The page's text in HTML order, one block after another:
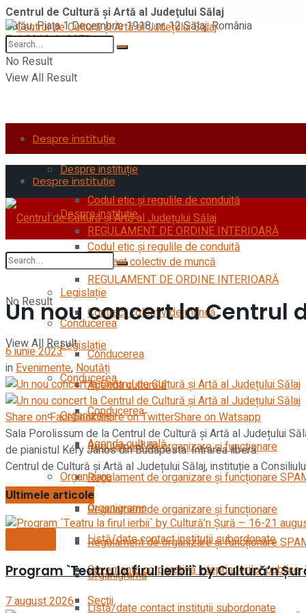
Centrul de Cultură şi Artă al Judeţului Sălaj
Zalău, Piaţa 1 Decembrie 1918, nr. 12 Sălaj, România
Tel: 0260-612870
No Result
View All Result
Despre instituție
Despre instituție
Codul etic şi regulile de conduită
REGULAMENT DE ORDINE INTERIOARĂ
Contract colectiv de muncă
Legislație
Conducerea
Conducerea
Agenda culturală
Organizare
Regulament de organizare și funcționare
Regulament de organizare și funcționare
Organigrama
Listă/date contact instituții subordonate
Guvernanța corporativă inteprinderilor publice
Secții
Despre instituție
Despre instituție
Codul etic şi regulile de conduită
REGULAMENT DE ORDINE INTERIOARĂ
Contract colectiv de muncă
Legislație
Conducerea
Conducerea
Agenda culturală
Organizare
Regulament de organizare și funcționare
Regulament de organizare și funcționare
Organigrama
Listă/date contact instituții subordonate
No Result
View All Result
Un nou concert la Centrul
6 iunie 2023
inEvenimente,Noutăți
Share on FacebookShare on TwitterShare on Watsapp
Sala Porolissum de la Centrul de Cultură și Artă al Județului
de pianistul Kéry János din Budapesta. Intrarea liberă.
Centrul de Cultură și Artă al Județului Sălaj, instituție a
Ultimele articole
Program `Teatru la firul ierbii` by Cultură’n
7 august 2026